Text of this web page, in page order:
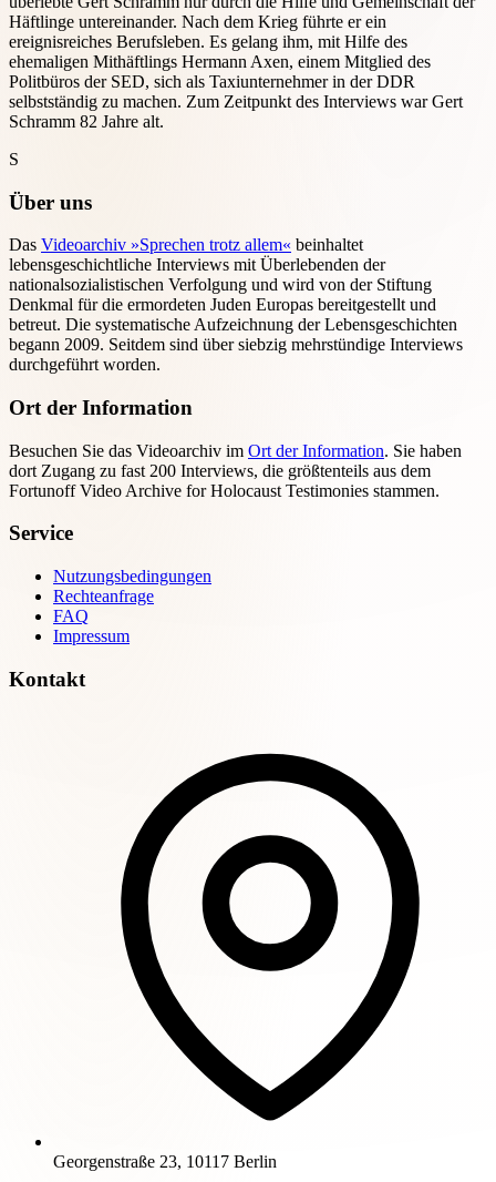
Häftlinge untereinander. Nach dem Krieg führte er ein
ereignisreiches Berufsleben. Es gelang ihm, mit Hilfe des
ehemaligen Mithäftlings Hermann Axen, einem Mitglied des
Politbüros der SED, sich als Taxiunternehmer in der DDR
selbstständig zu machen. Zum Zeitpunkt des Interviews war Gert
Schramm 82 Jahre alt.
S
Über uns
Das Videoarchiv »Sprechen trotz allem« beinhaltet
lebensgeschichtliche Interviews mit Überlebenden der
nationalsozialistischen Verfolgung und wird von der Stiftung
Denkmal für die ermordeten Juden Europas bereitgestellt und
betreut. Die systematische Aufzeichnung der Lebensgeschichten
begann 2009. Seitdem sind über siebzig mehrstündige Interviews
durchgeführt worden.
Ort der Information
Besuchen Sie das Videoarchiv im Ort der Information. Sie haben
dort Zugang zu fast 200 Interviews, die größtenteils aus dem
Fortunoff Video Archive for Holocaust Testimonies stammen.
Service
Nutzungsbedingungen
Rechteanfrage
FAQ
Impressum
Kontakt
Georgenstraße 23, 10117 Berlin